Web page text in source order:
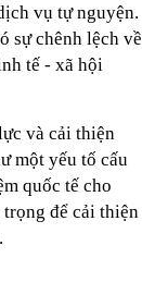
vụ tự nguyện.
sự chênh lệch về
tế - xã hội
và cải thiện
một yếu tố cấu
quốc tế cho
trọng để cải thiện